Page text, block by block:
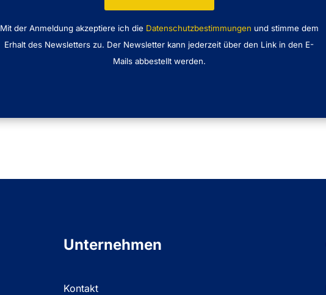
Mit der Anmeldung akzeptiere ich die Datenschutzbestimmungen und stimme dem
Erhalt des Newsletters zu. Der Newsletter kann jederzeit über den Link in den E-
Mails abbestellt werden.
Unternehmen
Kontakt